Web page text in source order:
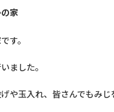
家
す。
ました。
や玉入れ、皆さんでもみじ